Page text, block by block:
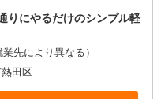
りにやるだけのシンプル軽
先により異なる）
田区